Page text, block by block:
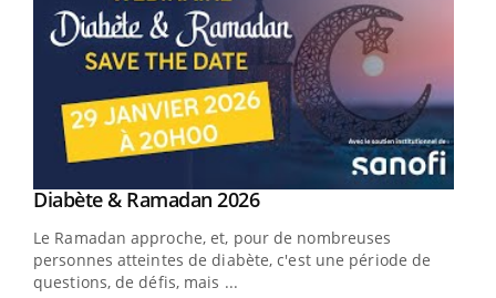
Youtube
Diabète & Ramadan 2026Youtube
Le Ramadan approche, et, pour de nombreuses
personnes atteintes de diabète, c'est une période de
questions, de défis, mais ...